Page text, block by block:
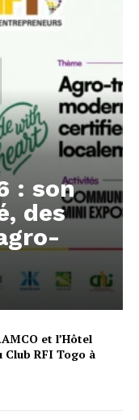
: son
des
et l’Hôtel
Club RFI Togo à